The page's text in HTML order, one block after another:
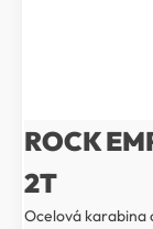
ROCK
2T
Ocelová karabina